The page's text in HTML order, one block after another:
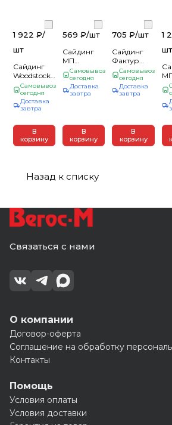
1 922 ₽/
шт
Сайдинг
Woodstock-
28х330
(ЭС-01-
Сосна-0,5)
4м
0,356)
(1шт=1,424м2)
Самовывоз
сегодня
Доставка
завтра
В
корзину
569 ₽/шт
Сайдинг
МП
СК-14*226
(ПЭ-01-
8017-0,45)
шоколадно-
(1шт=0,78м2)
Самовывоз
сегодня
Доставка
завтра
В
корзину
705 ₽/шт
Сайдинг
Фактур
Блок-хаус
(3000*230)
Орех (10)
Самовывоз
сегодня
Доставка
завтра
В
корзину
1
шт
Назад к списку
Связаться с нами
О компании
Договор-оферта
Соглашение на обработку
Контакты
Помощь
Условия оплаты
Условия доставки